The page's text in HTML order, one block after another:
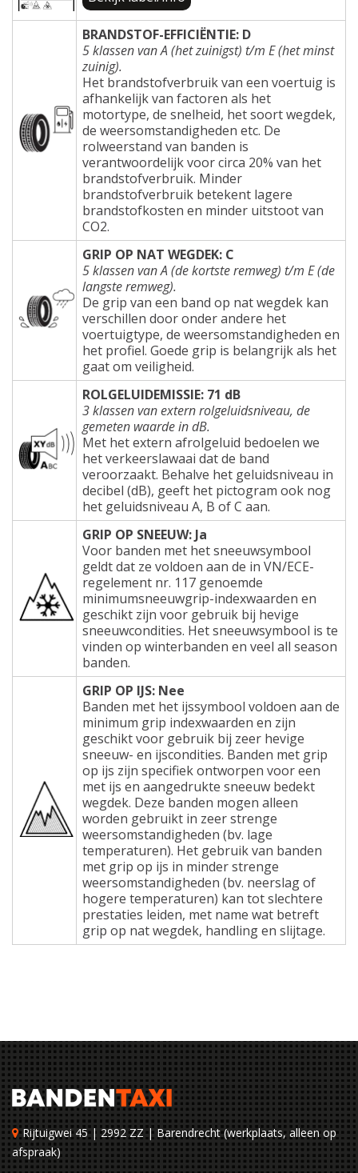
BRANDSTOF-EFFICIËNTIE: D
5 klassen van A (het zuinigst) t/m E (het minst
zuinig).
Het brandstofverbruik van een voertuig is
afhankelijk van factoren als het
motortype, de snelheid, het soort wegdek,
de weersomstandigheden etc. De
rolweerstand van banden is
verantwoordelijk voor circa 20% van het
brandstofverbruik. Minder
brandstofverbruik betekent lagere
brandstofkosten en minder uitstoot van
CO2.
GRIP OP NAT WEGDEK: C
5 klassen van A (de kortste remweg) t/m E (de
langste remweg).
De grip van een band op nat wegdek kan
verschillen door onder andere het
voertuigtype, de weersomstandigheden en
het profiel. Goede grip is belangrijk als het
gaat om veiligheid.
ROLGELUIDEMISSIE: 71 dB
3 klassen van extern rolgeluidsniveau, de
gemeten waarde in dB.
Met het extern afrolgeluid bedoelen we
het verkeerslawaai dat de band
veroorzaakt. Behalve het geluidsniveau in
decibel (dB), geeft het pictogram ook nog
het geluidsniveau A, B of C aan.
GRIP OP SNEEUW: Ja
Voor banden met het sneeuwsymbool
geldt dat ze voldoen aan de in VN/ECE-
regelement nr. 117 genoemde
minimumsneeuwgrip-indexwaarden en
geschikt zijn voor gebruik bij hevige
sneeuwcondities. Het sneeuwsymbool is te
vinden op winterbanden en veel all season
banden.
GRIP OP IJS: Nee
Banden met het ijssymbool voldoen aan de
minimum grip indexwaarden en zijn
geschikt voor gebruik bij zeer hevige
sneeuw- en ijscondities. Banden met grip
op ijs zijn specifiek ontworpen voor een
met ijs en aangedrukte sneeuw bedekt
wegdek. Deze banden mogen alleen
worden gebruikt in zeer strenge
weersomstandigheden (bv. lage
temperaturen). Het gebruik van banden
met grip op ijs in minder strenge
weersomstandigheden (bv. neerslag of
hogere temperaturen) kan tot slechtere
prestaties leiden, met name wat betreft
grip op nat wegdek, handling en slijtage.
Rijtuigwei 45 | 2992 ZZ | Barendrecht (werkplaats, alleen op
afspraak)